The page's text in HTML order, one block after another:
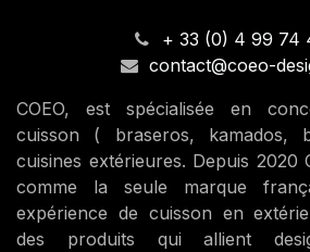
+ 33 (0) 4 99 74
contact@coeo-
COEO, est spécialisée en
cuisson ( braseros, kamados,
cuisines extérieures. Depuis 2020
comme la seule marque
expérience de cuisson en
des produits qui allient